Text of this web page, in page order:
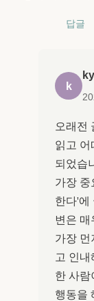
답글
k
오래전
읽고 어
되었습
가장 중
한다'에
변은 매
가장 먼
고 인내
한 사람
행동을